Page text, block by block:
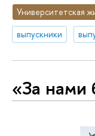
Университетская
выпускники
«За нами